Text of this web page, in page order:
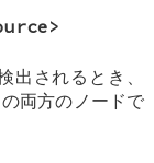
されるとき、
両方のノードで